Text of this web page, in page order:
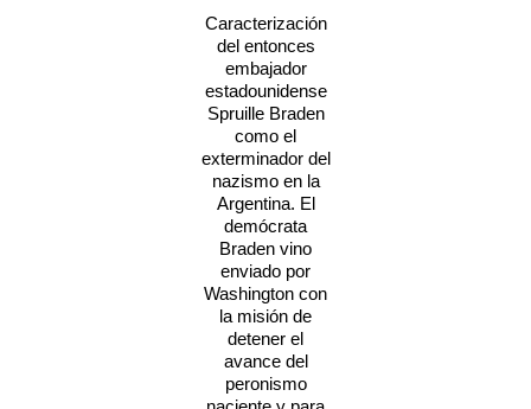
Caracterización
del entonces
embajador
estadounidense
Spruille Braden
como el
exterminador del
nazismo en la
Argentina. El
demócrata
Braden vino
enviado por
Washington con
la misión de
detener el
avance del
peronismo